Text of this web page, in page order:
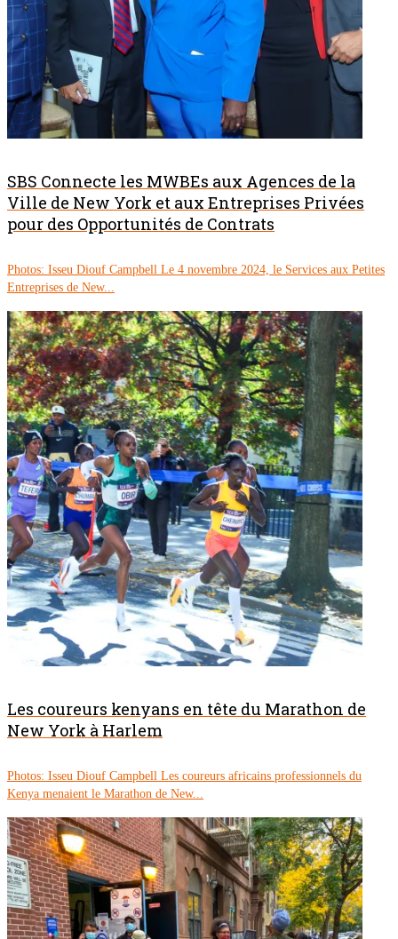
SBS Connecte les MWBEs aux Agences de la
Ville de New York et aux Entreprises Privées
pour des Opportunités de Contrats
Photos: Isseu Diouf Campbell Le 4 novembre 2024, le Services aux Petites
Entreprises de New...
Les coureurs kenyans en tête du Marathon de
New York à Harlem
Photos: Isseu Diouf Campbell Les coureurs africains professionnels du
Kenya menaient le Marathon de New...